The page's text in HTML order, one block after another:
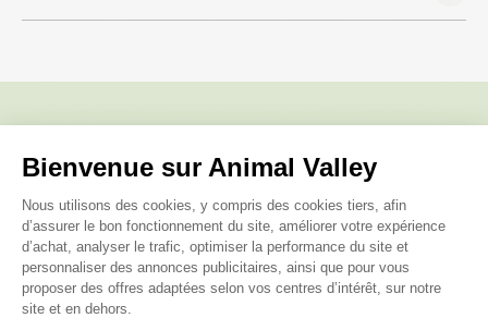
Bienvenue sur Animal Valley
Plateforme de Gestion du
Nous utilisons des cookies, y compris des cookies tiers, afin
d’assurer le bon fonctionnement du site, améliorer votre expérience
d’achat, analyser le trafic, optimiser la performance du site et
personnaliser des annonces publicitaires, ainsi que pour vous
proposer des offres adaptées selon vos centres d’intérêt, sur notre
site et en dehors.
Nous répondons à toutes vos
questions ;)
Posez-nous vos questions